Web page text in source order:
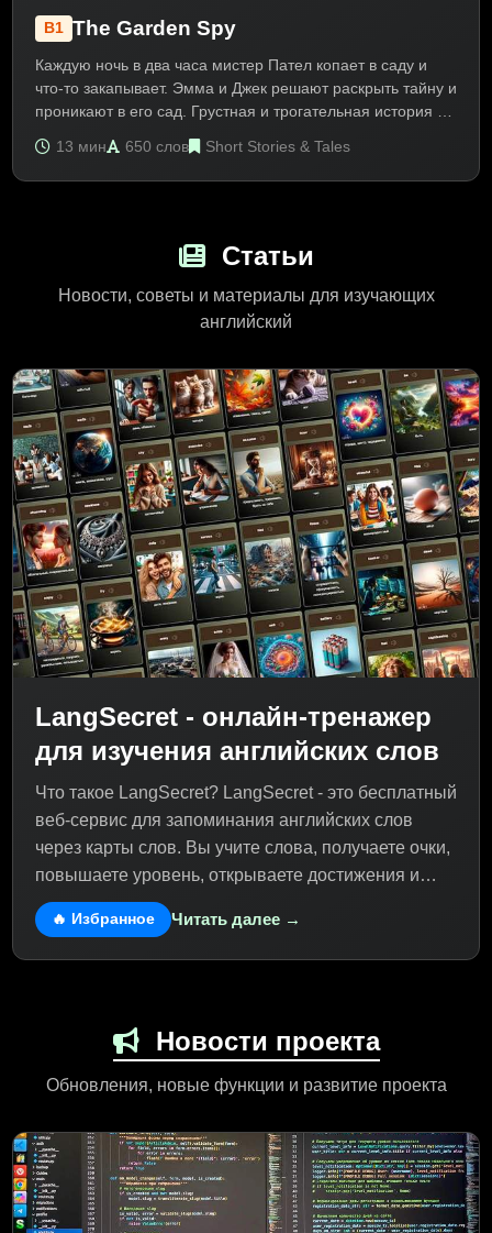
B1 The Garden Spy
Каждую ночь в два часа мистер Пател копает в саду и
что-то закапывает. Эмма и Джек решают раскрыть тайну и
проникают в его сад. Грустная и трогательная история о
помощников. Текст на английском B1 про соседей и
доброту. Помогает изучить Past Simple, Past Continuous и
13 мин 650 слов Short Stories & Tales
Статьи
Новости, советы и материалы для изучающих
английский
LangSecret - онлайн-тренажер
для изучения английских слов
Что такое LangSecret? LangSecret - это бесплатный
веб-сервис для запоминания английских слов
через карты слов. Вы учите слова, получаете очки,
повышаете уровень, открываете достижения и
соревнуетесь с другими игроками. Все работает в
браузере - не нужно ничего устанавливать. Просто
зайдите на сайт и начните играть.
🔥 Избранное Читать далее →
Новости проекта
Обновления, новые функции и развитие проекта